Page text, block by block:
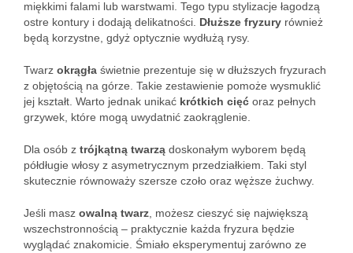
miękkimi falami lub warstwami. Tego typu stylizacje łagodzą
ostre kontury i dodają delikatności. Dłuższe fryzury również
będą korzystne, gdyż optycznie wydłużą rysy.
Twarz okrągła świetnie prezentuje się w dłuższych fryzurach
z objętością na górze. Takie zestawienie pomoże wysmuklić
jej kształt. Warto jednak unikać krótkich cięć oraz pełnych
grzywek, które mogą uwydatnić zaokrąglenie.
Dla osób z trójkątną twarzą doskonałym wyborem będą
półdługie włosy z asymetrycznym przedziałkiem. Taki styl
skutecznie równoważy szersze czoło oraz węższe żuchwy.
Jeśli masz owalną twarz , możesz cieszyć się największą
wszechstronnością – praktycznie każda fryzura będzie
wyglądać znakomicie. Śmiało eksperymentuj zarówno ze